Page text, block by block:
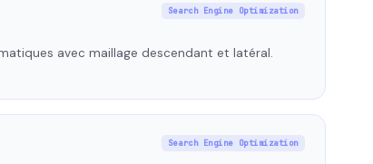
Search Engine Optimization
avec maillage descendant et latéral.
Search Engine Optimization